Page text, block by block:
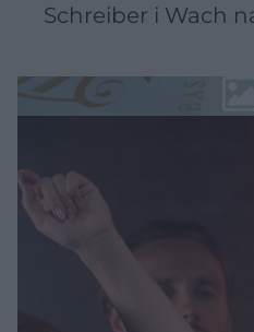
Schreiber i Wach